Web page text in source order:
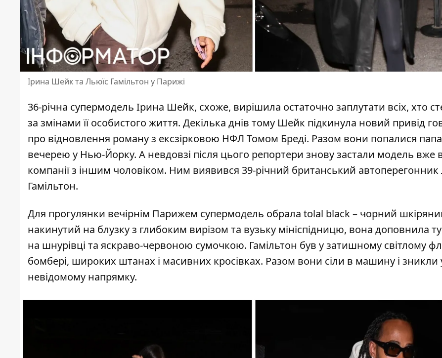
Ірина Шейк та Льюїс Гамільтон у Парижі
36-річна супермодель Ірина Шейк, схоже, вирішила остаточно заплутати всіх, хто
за змінами її особистого життя. Декілька днів тому Шейк підкинула новий привід
про відновлення роману з ексзірковою НФЛ Томом Бреді. Разом вони попалися
вечерею у Нью-Йорку. А невдовзі після цього репортери знову застали модель вже
компанії з іншим чоловіком. Ним виявився 39-річний британський автоперегонник
Гамільтон.
Для прогулянки вечірнім Парижем супермодель обрала tolal black – чорний
накинутий на блузку з глибоким вирізом та вузьку мініспідницю, вона доповнила
на шнурівці та яскраво-червоною сумочкою. Гамільтон був у затишному світлому
бомбері, широких штанах і масивних кросівках. Разом вони сіли в машину і зникли
невідомому напрямку.